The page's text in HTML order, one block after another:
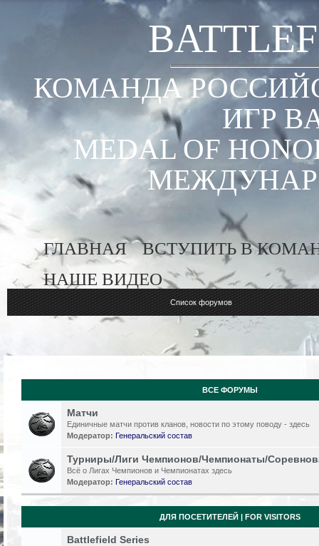
КОМАНДА
ИГР
MEDAL OF
ГЛАВНАЯ
ВСТУПИТЬ В
НАШЕ ВИДЕО
Список форумов
ВСЕ ФОРУМЫ
Матчи
Единичные матчи против кланов, новости по этому поводу - здесь
Модератор: Генеральский состав
Турниры/Лиги Чемпионов/Чемпионаты/
Всё о Лигах Чемпионов и Чемпионатах здесь
Модератор: Генеральский состав
ДЛЯ ПОСЕТИТЕЛЕЙ | FOR VISITORS
Battlefield Series